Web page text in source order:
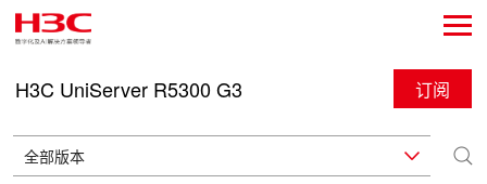
H3C UniServer R5300 G3 订阅